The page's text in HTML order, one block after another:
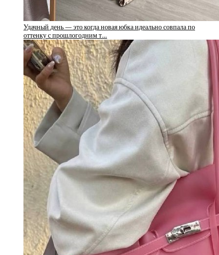
Удачный день — это когда новая юбка идеально совпала по
оттенку с прошлогодним т…